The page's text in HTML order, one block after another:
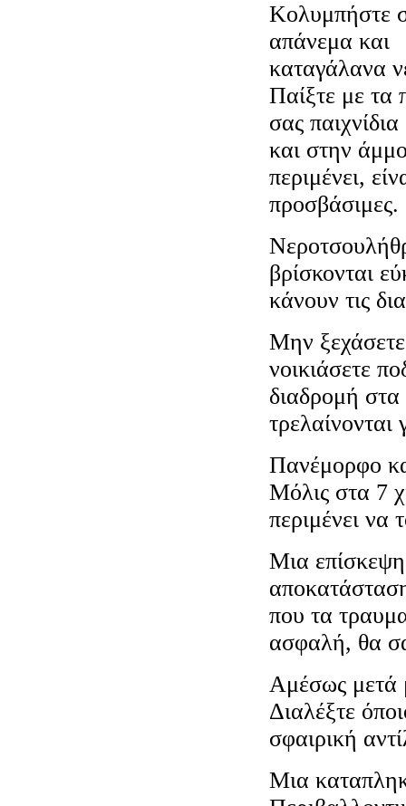
Κολυμπήστε
απάνεμα και
καταγάλανα
Παίξτε με τα
σας
και στην
περιμένει,
προσβάσιμες.
βρίσκονται
κάνουν τις
Μην
νοικιάσετε
διαδρομή
τρελαίνονται
Πανέμορφο
Μόλις στα 7
περιμένει να
Μια
που τα
ασφαλή, θα
Αμέσως μετά
Διαλέξτε
σφαιρική
Μια